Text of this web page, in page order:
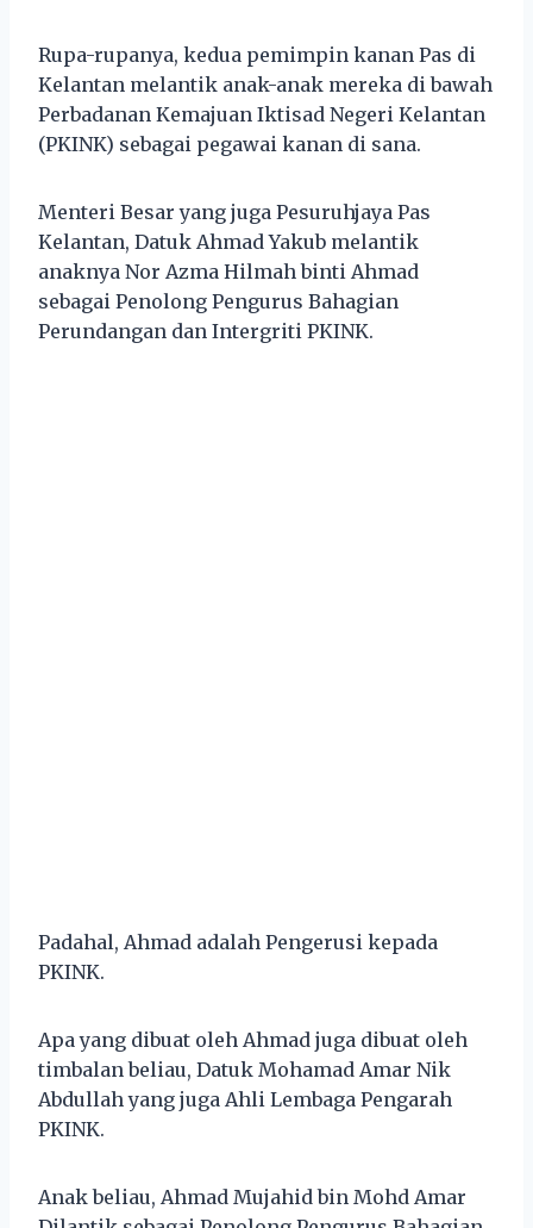
Rupa-rupanya, kedua pemimpin kanan Pas di
Kelantan melantik anak-anak mereka di bawah
Perbadanan Kemajuan Iktisad Negeri Kelantan
(PKINK) sebagai pegawai kanan di sana.
Menteri Besar yang juga Pesuruhjaya Pas
Kelantan, Datuk Ahmad Yakub melantik
anaknya Nor Azma Hilmah binti Ahmad
sebagai Penolong Pengurus Bahagian
Perundangan dan Intergriti PKINK.
Padahal, Ahmad adalah Pengerusi kepada
PKINK.
Apa yang dibuat oleh Ahmad juga dibuat oleh
timbalan beliau, Datuk Mohamad Amar Nik
Abdullah yang juga Ahli Lembaga Pengarah
PKINK.
Anak beliau, Ahmad Mujahid bin Mohd Amar